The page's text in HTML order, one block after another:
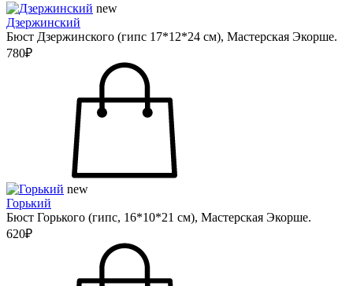
new
Дзержинский
Бюст Дзержинского (гипс 17*12*24 см), Мастерская Экорше.
780₽
new
Горький
Бюст Горького (гипс, 16*10*21 см), Мастерская Экорше.
620₽